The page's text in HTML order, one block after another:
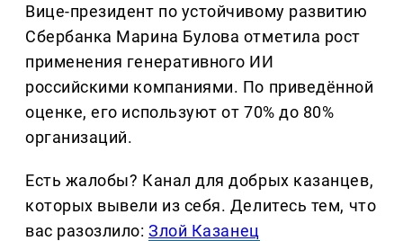
Вице-президент по устойчивому развитию
Сбербанка Марина Булова отметила рост
применения генеративного ИИ
российскими компаниями. По приведённой
оценке, его используют от 70% до 80%
организаций.
Есть жалобы? Канал для добрых казанцев,
которых вывели из себя. Делитеcь тем, что
вас разозлило:Злой Казанец